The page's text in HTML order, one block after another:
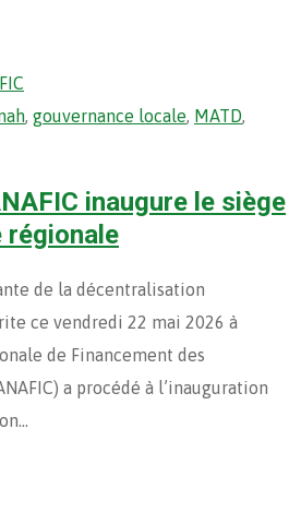
gouvernance locale MATD
inaugure le siège
régionale
de la décentralisation
ce vendredi 22 mai 2026 à
de Financement des
a procédé à l’inauguration